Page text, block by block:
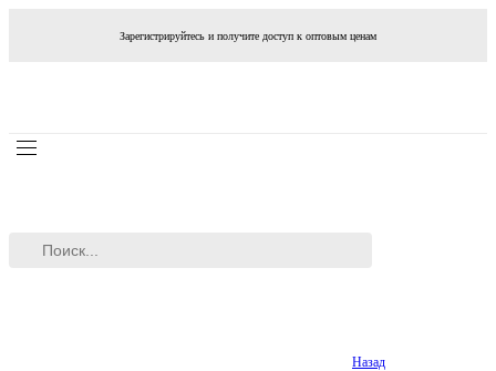
Зарегистрируйтесь и получите доступ к оптовым ценам
Назад